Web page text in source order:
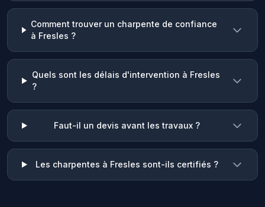
Comment trouver un charpente de confiance
à Fresles ?
Quels sont les délais d'intervention à Fresles
?
Faut-il un devis avant les travaux ?
Les charpentes à Fresles sont-ils certifiés ?